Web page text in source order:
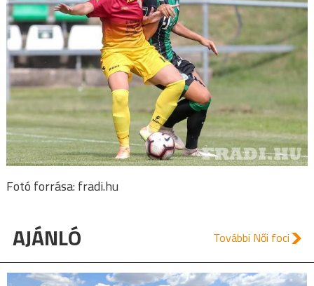
Fotó forrása: fradi.hu
AJÁNLÓ További Női foci